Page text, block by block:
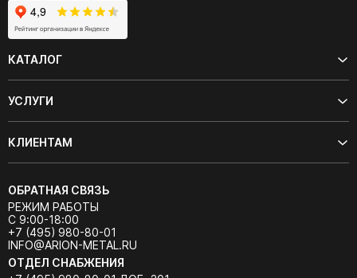
КАТАЛОГ
УСЛУГИ
КЛИЕНТАМ
ОБРАТНАЯ СВЯЗЬ
РЕЖИМ РАБОТЫ
С 9:00-18:00
+7 (495) 980-80-01
INFO@ARION-METAL.RU
ОТДЕЛ СНАБЖЕНИЯ